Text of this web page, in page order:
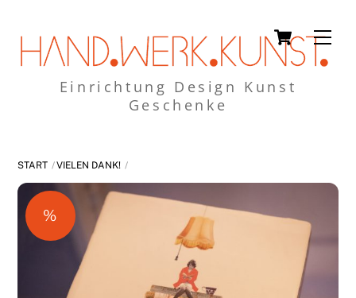
content
Cart
Einrichtung Design Kunst
Geschenke
START VIELEN DANK!
%